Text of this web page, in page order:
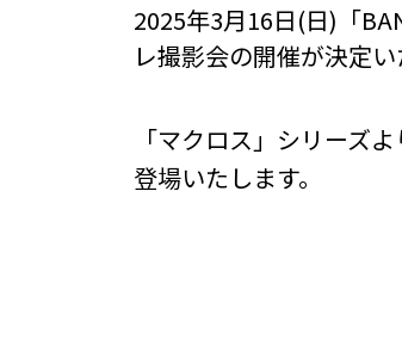
2025年3月16日(日)「
レ撮影会の開催が決定い
「マクロス」シリーズよ
登場いたします。